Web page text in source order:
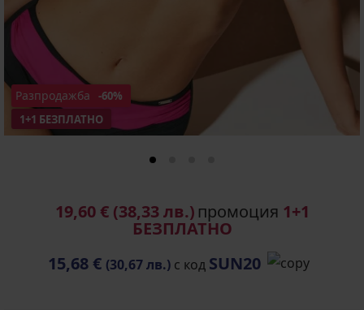
1+1 БЕЗПЛАТНО
Разпродажба -60%
19,60 € (38,33 лв.) промоция 1+1
БЕЗПЛАТНО
15,68 € (30,67 лв.) с код SUN20